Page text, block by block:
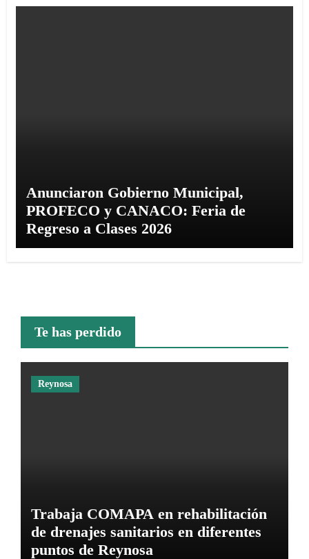
Anunciaron Gobierno Municipal,
PROFECO y CANACO: Feria de
Regreso a Clases 2026
Te has perdido
Reynosa
Trabaja COMAPA en rehabilitación
de drenajes sanitarios en diferentes
puntos de Reynosa